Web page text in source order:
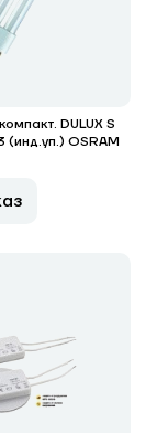
DULUX S
(инд.уп.) OSRAM